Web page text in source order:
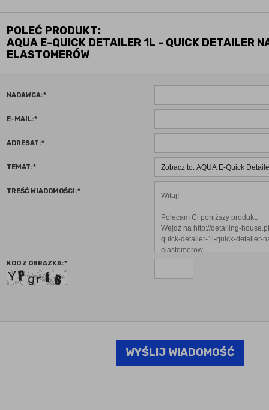
POLEĆ PRODUKT:
AQUA E-QUICK DETAILER 1L - QUICK DETAILER
ELASTOMERÓW
NADAWCA:*
E-MAIL:*
ADRESAT:*
TEMAT:*
TREŚĆ WIADOMOŚCI:*
KOD Z OBRAZKA:*
WYŚLIJ WIADOMOŚĆ